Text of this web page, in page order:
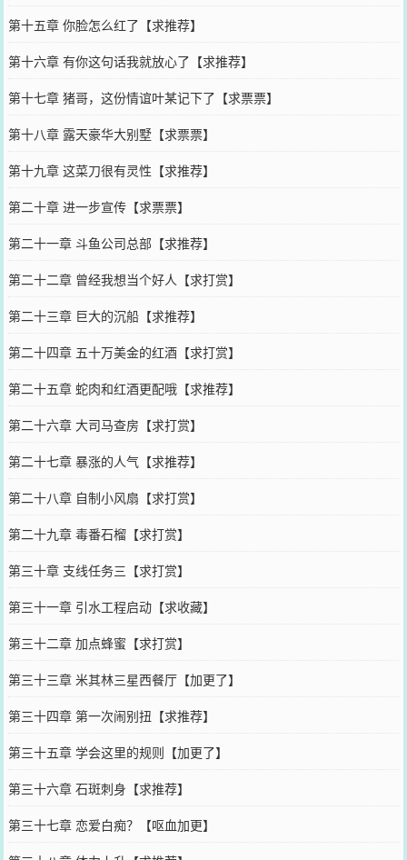
第十五章 你脸怎么红了【求推荐】
第十六章 有你这句话我就放心了【求推荐】
第十七章 猪哥，这份情谊叶某记下了【求票票】
第十八章 露天豪华大别墅【求票票】
第十九章 这菜刀很有灵性【求推荐】
第二十章 进一步宣传【求票票】
第二十一章 斗鱼公司总部【求推荐】
第二十二章 曾经我想当个好人【求打赏】
第二十三章 巨大的沉船【求推荐】
第二十四章 五十万美金的红酒【求打赏】
第二十五章 蛇肉和红酒更配哦【求推荐】
第二十六章 大司马查房【求打赏】
第二十七章 暴涨的人气【求推荐】
第二十八章 自制小风扇【求打赏】
第二十九章 毒番石榴【求打赏】
第三十章 支线任务三【求打赏】
第三十一章 引水工程启动【求收藏】
第三十二章 加点蜂蜜【求打赏】
第三十三章 米其林三星西餐厅【加更了】
第三十四章 第一次闹别扭【求推荐】
第三十五章 学会这里的规则【加更了】
第三十六章 石斑刺身【求推荐】
第三十七章 恋爱白痴？【呕血加更】